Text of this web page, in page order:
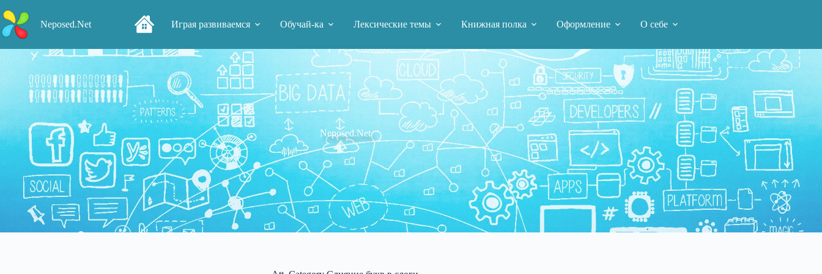
к
сути
Neposed.Net Играя развиваемся Обучай-ка Лексические темы Книжная полка Оформление О себе
Neposed.Net